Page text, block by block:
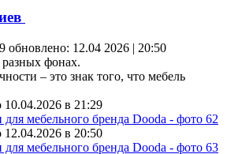
обновлено: 12.04 2026 | 20:50
разных фонах.
– это знак того, что мебель
10.04.2026 в 21:29
12.04.2026 в 20:50